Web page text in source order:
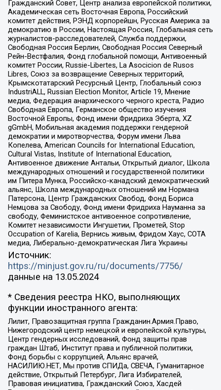
Гражданский Совет, Центр анализа европейской политики,
Академическая сеть Восточная Европа, Российский
комитет действия, РЭНД корпорейшн, Русская Америка за
демократию в России, Настоящая Россия, Глобальная сеть
журналистов-расследователей, Служба поддержки,
Свободная Россия Берлин, Свободная Россия Северный
Рейн-Вестфалия, Фонд глобальной помощи, Антивоенный
комитет России, Russie-Libertes, La Asocicion de Rusos
Libres, Союз за возвращение Северных территорий,
Крымскотатарский Ресурсный Центр, Глобальный союз
IndustriALL, Russian Election Monitor, Article 19, Мнение
медиа, Федерация анархического черного креста, Радио
Свободная Европа, Германское общество изучения
Восточной Европы, Фонд имени Фридриха Эберта, XZ
gGmbH, Мобильная академия поддержки гендерной
демократии и миротворчества, Форум имени Льва
Копелева, American Councils for International Education,
Cultural Vistas, Institute of International Education,
Антивоенное движение Антальи, Открытый диалог, Школа
международных отношений и государственной политики
им Питера Мунка, Российско-канадский демократический
альянс, Школа международных отношений им Нормана
Патерсона, Центр Гражданских Свобод, Фонд Бориса
Немцова за Свободу, Фонд имени Фридриха Науманна за
свободу, Феминистское антивоенное сопротивление,
Комитет независимости Ингушетии, Прометей, Stop
Occupation of Karelia, Вернись живым, Фридом Хаус, СОТА
медиа, Либерально-демократическая Лига Украины
Источник:
https://minjust.gov.ru/ru/documents/7756/
данные на 13.05.2024
* Сведения реестра НКО, выполняющих
функции иностранного агента:
Лилит, Правозащитная группа Гражданин.Армия.Право,
Нижегородский центр немецкой и европейской культуры,
Центр гендерных исследований, Фонд защиты прав
граждан Штаб, Институт права и публичной политики,
Фонд борьбы с коррупцией, Альянс врачей,
НАСИЛИЮ.НЕТ, Мы против СПИДа, СВЕЧА, Гуманитарное
действие, Открытый Петербург, Лига Избирателей,
Правовая инициатива, Гражданский Союз, Хасдей